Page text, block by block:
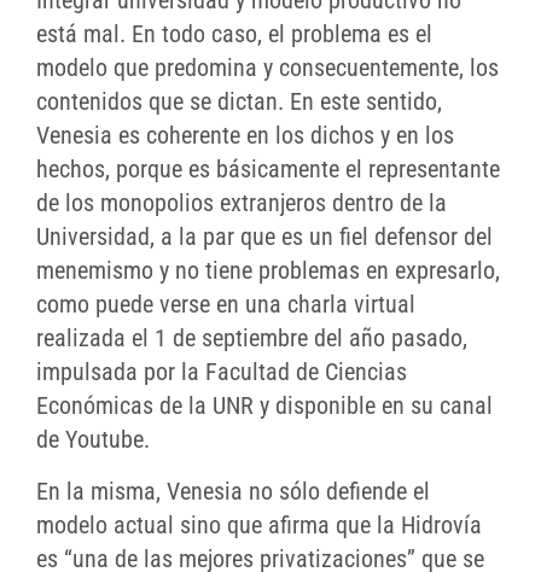
está mal. En todo caso, el problema es el
modelo que predomina y consecuentemente, los
contenidos que se dictan. En este sentido,
Venesia es coherente en los dichos y en los
hechos, porque es básicamente el representante
de los monopolios extranjeros dentro de la
Universidad, a la par que es un fiel defensor del
menemismo y no tiene problemas en expresarlo,
como puede verse en una charla virtual
realizada el 1 de septiembre del año pasado,
impulsada por la Facultad de Ciencias
Económicas de la UNR y disponible en su canal
de Youtube.
En la misma, Venesia no sólo defiende el
modelo actual sino que afirma que la Hidrovía
es “una de las mejores privatizaciones” que se